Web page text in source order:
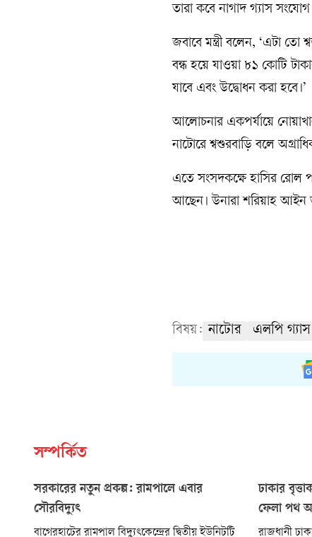
তারা কবে নাগাদ গ্যাস সংযোগ
জবাবে মন্ত্রী বলেন, ‘এটা
বন্ধ হয়ে যাওয়া ৮১ কোটি
যাবে এবং উদ্বোধন করা হবে।’
আলোচনার একপর্যায়ে
নাটোরে শ্বশুরবাড়ি বলে
এতে সংসদকক্ষে হাসির রোল
আছেন। উনারা শরিয়াহ আইন
বিষয়: নাটোর এলপি গ্যাস
সম্পর্কিত
সরকারের নতুন প্রকল্প: রামপালে এবার
সৌরবিদ্যুৎ
বাগেরহাটের রামপাল বিদ্যুৎকেন্দ্রের দ্বিতীয় ইউনিটটি
ঢাকার
ফেলা পথ
রাজধানী